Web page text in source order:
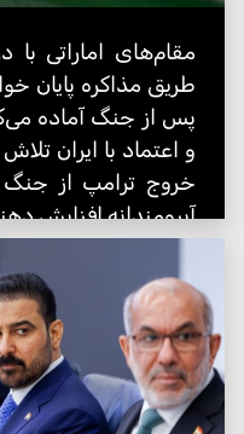
مقام‌های اماراتی با
طریق مذاکره پایان
پس از جنگ آماده
و اعتماد با ایران تلاش
خروج ترامپ از جنگ
آبرومندانه افزایش دهند.